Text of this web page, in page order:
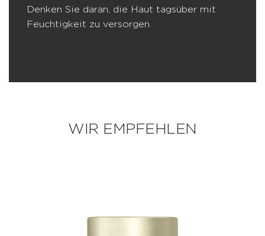
Denken Sie daran, die Haut tagsüber mit
Feuchtigkeit zu versorgen.
WIR EMPFEHLEN